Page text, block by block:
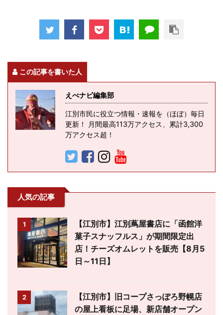
この記事を書いた人
えべナビ編集部
江別市民に役立つ情報・速報を（ほぼ）毎日
更新！ 月間最高113万アクセス、累計3,300
万アクセス超！
人気の記事
1
【江別市】江別蔦屋書店に「函館洋
菓子スナッフルス」が期間限定出
店！チーズオムレットを販売【8月5
日～11日】
2
【江別市】旧コープさっぽろ野幌店
の屋上看板に足場、新店舗オープン